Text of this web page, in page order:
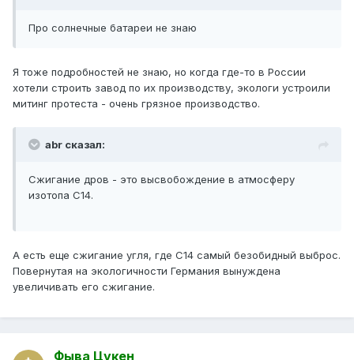
Про солнечные батареи не знаю
Я тоже подробностей не знаю, но когда где-то в России
хотели строить завод по их производству, экологи устроили
митинг протеста - очень грязное производство.
abr сказал:
Сжигание дров - это высвобождение в атмосферу
изотопа С14.
А есть еще сжигание угля, где C14 самый безобидный выброс.
Повернутая на экологичности Германия вынуждена
увеличивать его сжигание.
Фыва Цукен